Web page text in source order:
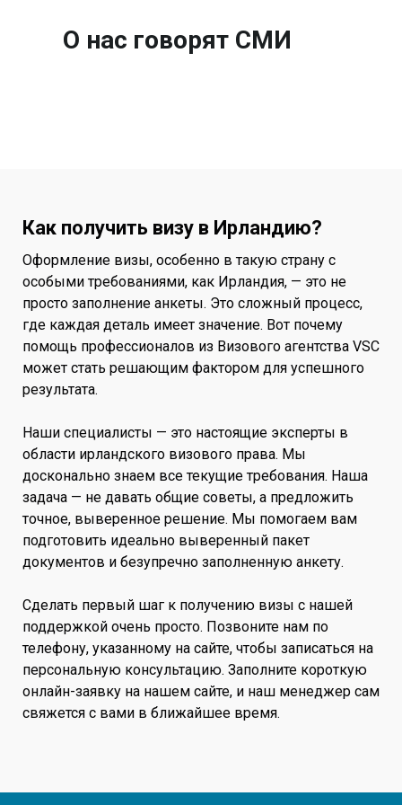
О нас говорят СМИ
Как получить визу в Ирландию?
Оформление визы, особенно в такую страну с
особыми требованиями, как Ирландия, — это не
просто заполнение анкеты. Это сложный процесс,
где каждая деталь имеет значение. Вот почему
помощь профессионалов из Визового агентства VSC
может стать решающим фактором для успешного
результата.
Наши специалисты — это настоящие эксперты в
области ирландского визового права. Мы
досконально знаем все текущие требования. Наша
задача — не давать общие советы, а предложить
точное, выверенное решение. Мы помогаем вам
подготовить идеально выверенный пакет
документов и безупречно заполненную анкету.
Сделать первый шаг к получению визы с нашей
поддержкой очень просто. Позвоните нам по
телефону, указанному на сайте, чтобы записаться на
персональную консультацию. Заполните короткую
онлайн-заявку на нашем сайте, и наш менеджер сам
свяжется с вами в ближайшее время.